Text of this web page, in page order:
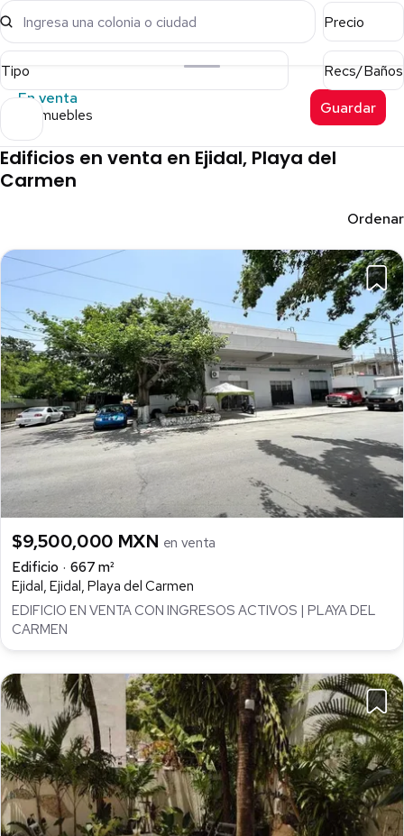
Ingresa una colonia o ciudad Precio
Tipo
Recs/Baños
En venta
7 inmuebles Guardar
Edificios en venta en Ejidal, Playa del
Carmen
Ordenar
$9,500,000 MXN en venta
Edificio
667 m²
Ejidal, Ejidal, Playa del Carmen
EDIFICIO EN VENTA CON INGRESOS ACTIVOS | PLAYA DEL
CARMEN